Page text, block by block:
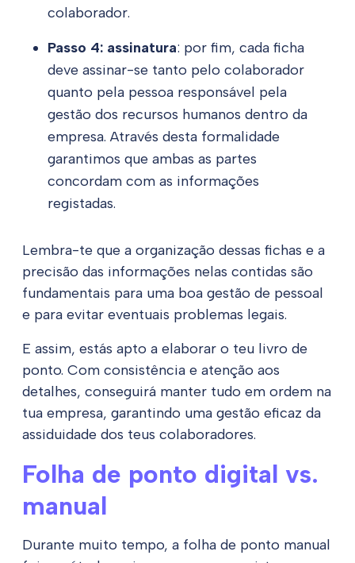
colaborador.
Passo 4: assinatura: por fim, cada ficha
deve assinar-se tanto pelo colaborador
quanto pela pessoa responsável pela
gestão dos recursos humanos dentro da
empresa. Através desta formalidade
garantimos que ambas as partes
concordam com as informações
registadas.
Lembra-te que a organização dessas fichas e a
precisão das informações nelas contidas são
fundamentais para uma boa gestão de pessoal
e para evitar eventuais problemas legais.
E assim, estás apto a elaborar o teu livro de
ponto. Com consistência e atenção aos
detalhes, conseguirá manter tudo em ordem na
tua empresa, garantindo uma gestão eficaz da
assiduidade dos teus colaboradores.
Folha de ponto digital vs.
manual
Durante muito tempo, a folha de ponto manual